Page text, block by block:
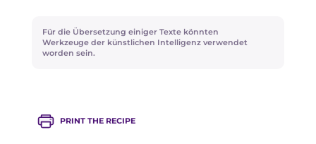
Sie können sie mit Schokoladenstückchen oder
Zimt anreichern!
Für die Übersetzung einiger Texte könnten
Werkzeuge der künstlichen Intelligenz verwendet
worden sein.
PRINT THE RECIPE